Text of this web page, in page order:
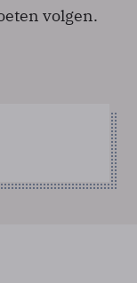
volgen.